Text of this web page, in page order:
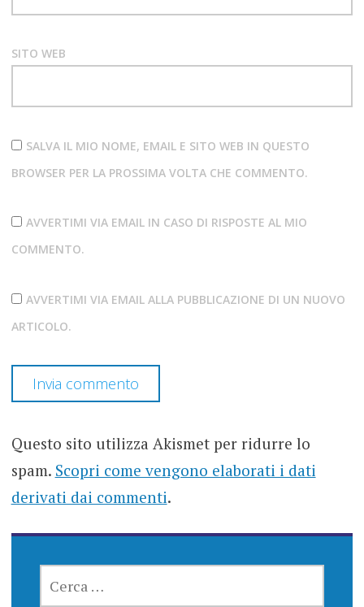
SITO WEB
SALVA IL MIO NOME, EMAIL E SITO WEB IN QUESTO
BROWSER PER LA PROSSIMA VOLTA CHE COMMENTO.
AVVERTIMI VIA EMAIL IN CASO DI RISPOSTE AL MIO
COMMENTO.
AVVERTIMI VIA EMAIL ALLA PUBBLICAZIONE DI UN NUOVO
ARTICOLO.
Questo sito utilizza Akismet per ridurre lo
spam. Scopri come vengono elaborati i dati
derivati dai commenti.
PER: